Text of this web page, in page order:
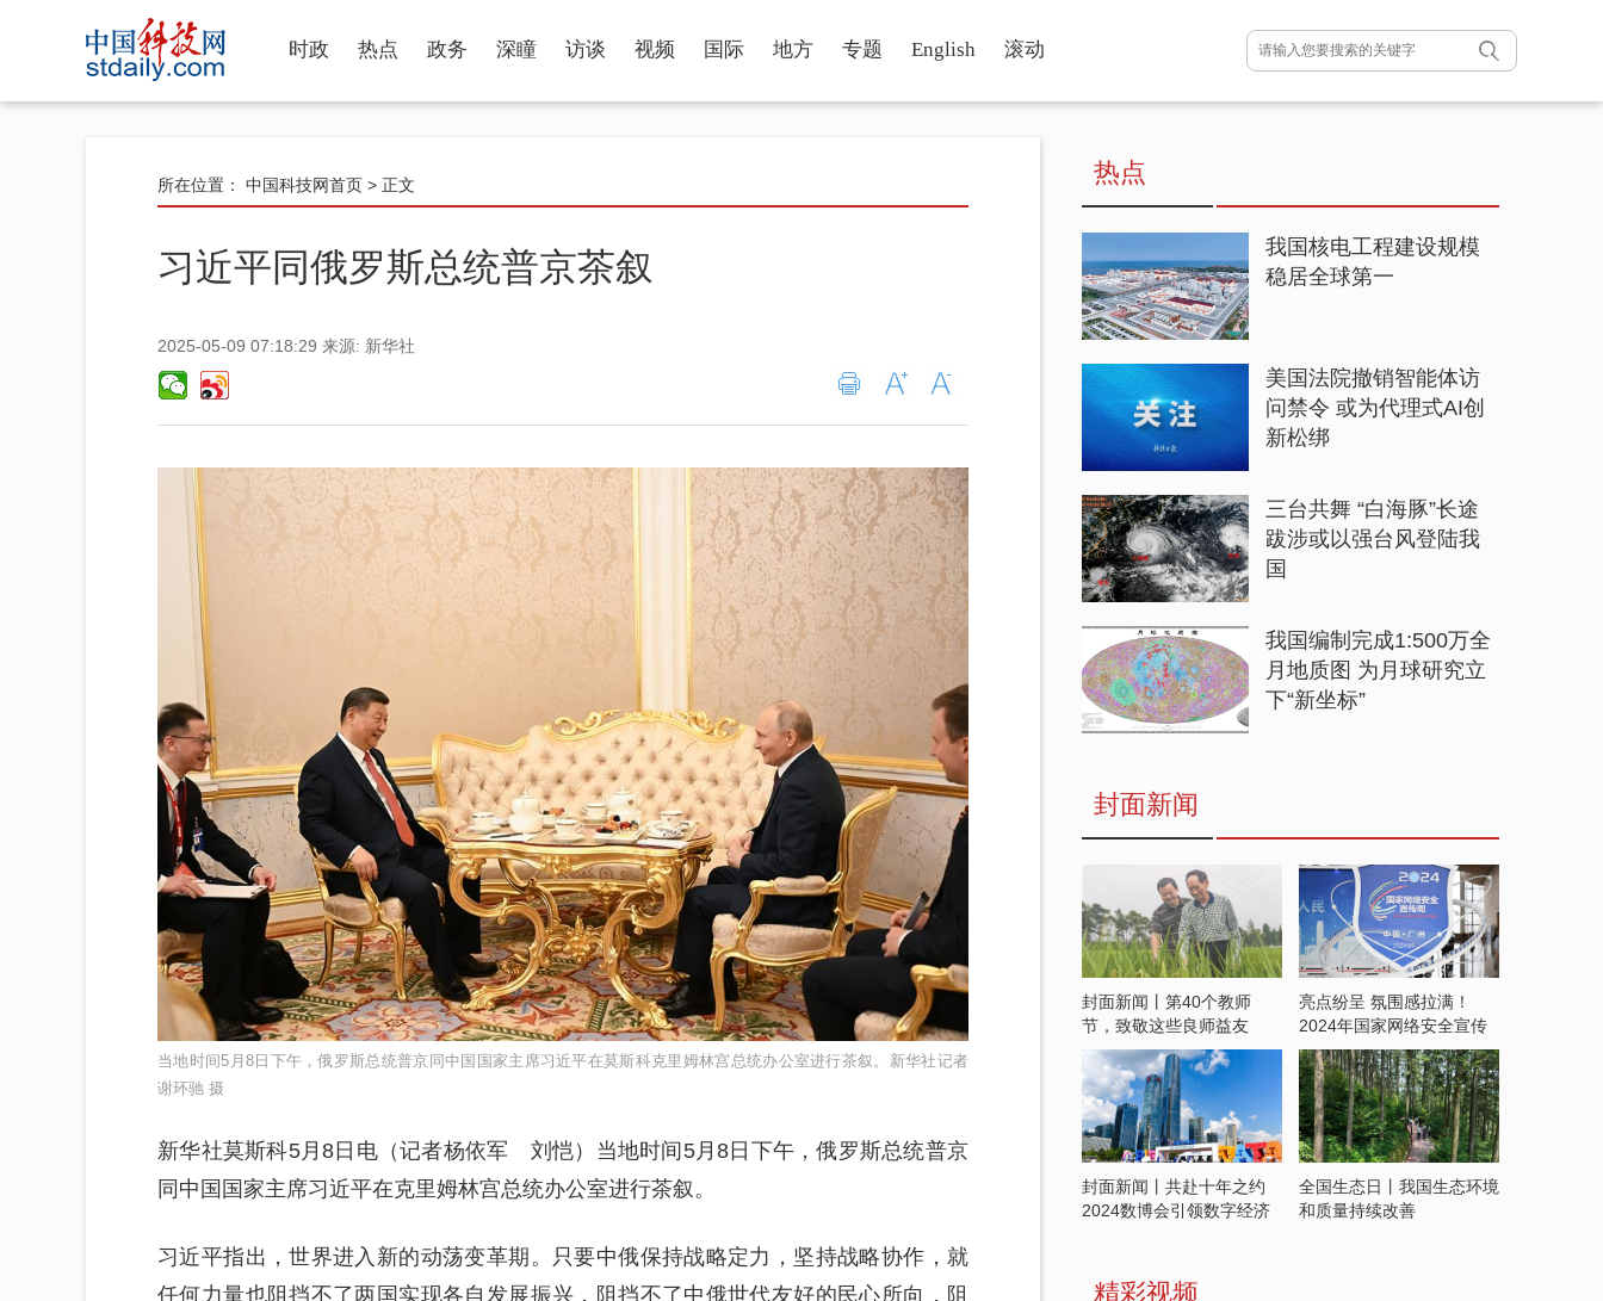
时政 热点 政务 深瞳 访谈 视频 国际 地方 专题 English 滚动
所在位置： 中国科技网首页 > 正文
习近平同俄罗斯总统普京茶叙
2025-05-09 07:18:29 来源: 新华社
当地时间5月8日下午，俄罗斯总统普京同中国国家主席习近平在莫斯科克里姆林宫总统办公室进行茶叙。新华社记者
谢环驰 摄
新华社莫斯科5月8日电（记者杨依军 刘恺）当地时间5月8日下午，俄罗斯总统普京
同中国国家主席习近平在克里姆林宫总统办公室进行茶叙。
习近平指出，世界进入新的动荡变革期。只要中俄保持战略定力，坚持战略协作，就
任何力量也阻挡不了两国实现各自发展振兴，阻挡不了中俄世代友好的民心所向，阻
热点
我国核电工程建设规模
稳居全球第一
美国法院撤销智能体访
问禁令 或为代理式AI创
新松绑
三台共舞 “白海豚”长途
跋涉或以强台风登陆我
国
我国编制完成1:500万全
月地质图 为月球研究立
下“新坐标”
封面新闻
封面新闻丨第40个教师
节，致敬这些良师益友
亮点纷呈 氛围感拉满！
2024年国家网络安全宣传
周开启
封面新闻丨共赴十年之约
2024数博会引领数字经济
全国生态日丨我国生态环境
和质量持续改善
精彩视频